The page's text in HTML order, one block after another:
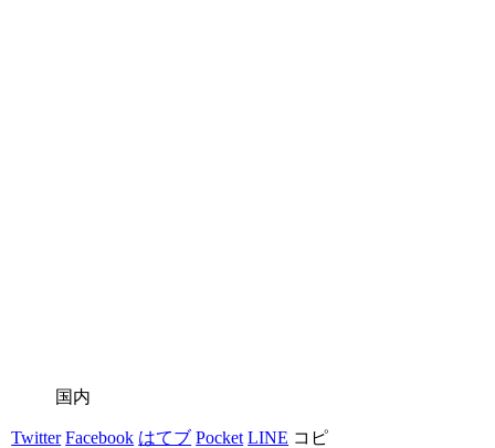
国内
Twitter Facebook はてブ Pocket LINE コピ